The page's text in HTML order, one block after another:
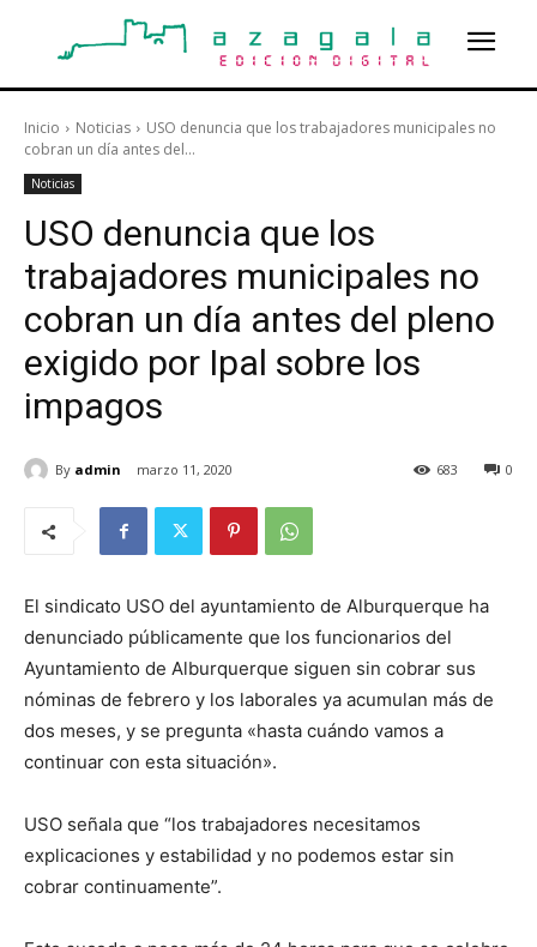
Inicio Noticias
USO denuncia que los trabajadores municipales no
cobran un día antes del...
Noticias
USO denuncia que los
trabajadores municipales no
cobran un día antes del pleno
exigido por Ipal sobre los
impagos
By admin marzo 11, 2020 0
683
El sindicato USO del ayuntamiento de Alburquerque ha
denunciado públicamente que los funcionarios del
Ayuntamiento de Alburquerque siguen sin cobrar sus
nóminas de febrero y los laborales ya acumulan más de
dos meses, y se pregunta «hasta cuándo vamos a
continuar con esta situación».
USO señala que “los trabajadores necesitamos
explicaciones y estabilidad y no podemos estar sin
cobrar continuamente”.